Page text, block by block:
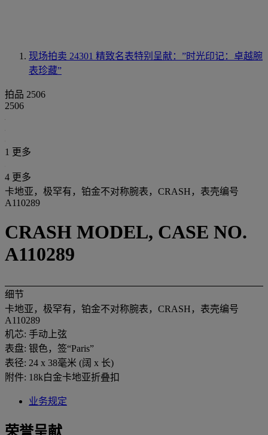
现场拍卖 24301 精致名表特别呈献：”时光印记：卓越腕
表珍藏”
拍品 2506
2506
1 更多
4 更多
卡地亚，极罕有，铂金不对称腕表，CRASH，表壳编号
A110289
CRASH MODEL, CASE NO.
A110289
细节
卡地亚，极罕有，铂金不对称腕表，CRASH，表壳编号
A110289
机芯: 手动上弦
表盘: 银色，签“Paris”
表径: 24 x 38毫米 (阔 x 长)
附件: 18k白金卡地亚折叠扣
业务规定
荣誉呈献